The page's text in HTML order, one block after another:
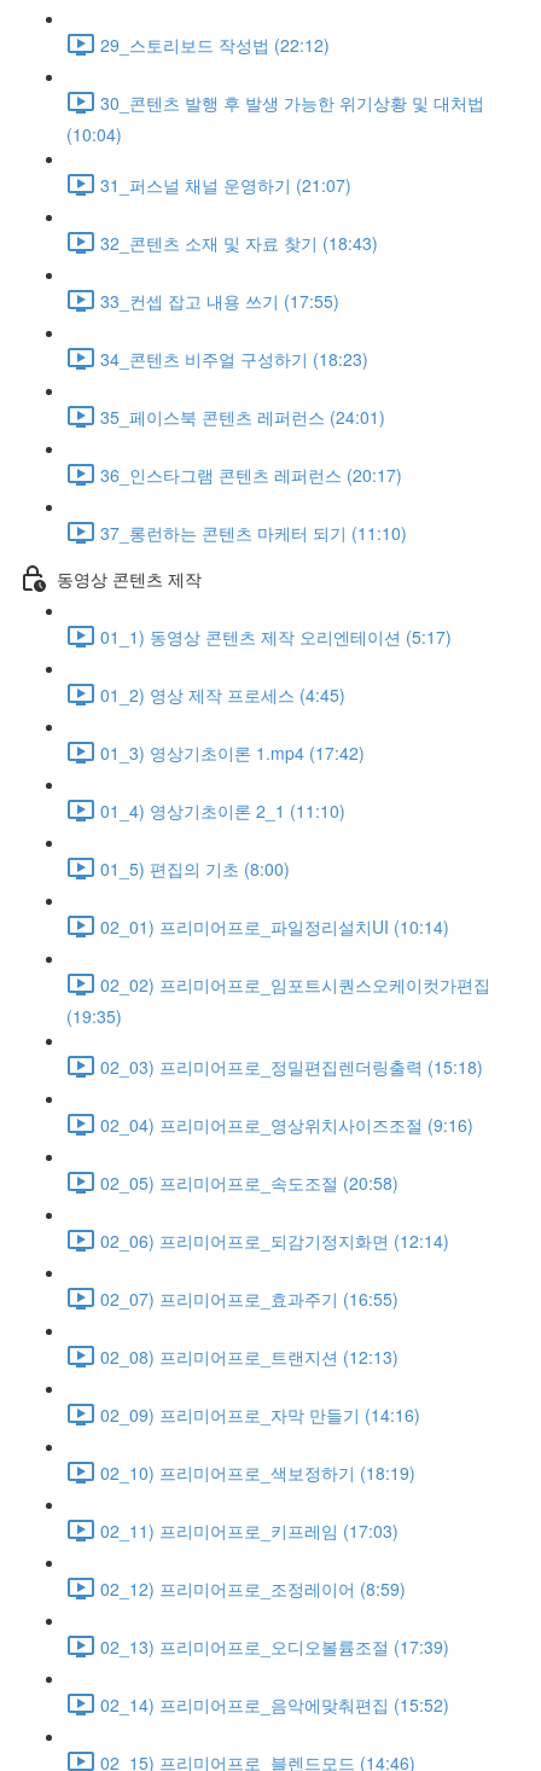
29_스토리보드 작성법 (22:12)
30_콘텐츠 발행 후 발생 가능한 위기상황 및 대처법
(10:04)
31_퍼스널 채널 운영하기 (21:07)
32_콘텐츠 소재 및 자료 찾기 (18:43)
33_컨셉 잡고 내용 쓰기 (17:55)
34_콘텐츠 비주얼 구성하기 (18:23)
35_페이스북 콘텐츠 레퍼런스 (24:01)
36_인스타그램 콘텐츠 레퍼런스 (20:17)
37_롱런하는 콘텐츠 마케터 되기 (11:10)
동영상 콘텐츠 제작
01_1) 동영상 콘텐츠 제작 오리엔테이션 (5:17)
01_2) 영상 제작 프로세스 (4:45)
01_3) 영상기초이론 1.mp4 (17:42)
01_4) 영상기초이론 2_1 (11:10)
01_5) 편집의 기초 (8:00)
02_01) 프리미어프로_파일정리설치UI (10:14)
02_02) 프리미어프로_임포트시퀀스오케이컷가편집
(19:35)
02_03) 프리미어프로_정밀편집렌더링출력 (15:18)
02_04) 프리미어프로_영상위치사이즈조절 (9:16)
02_05) 프리미어프로_속도조절 (20:58)
02_06) 프리미어프로_되감기정지화면 (12:14)
02_07) 프리미어프로_효과주기 (16:55)
02_08) 프리미어프로_트랜지션 (12:13)
02_09) 프리미어프로_자막 만들기 (14:16)
02_10) 프리미어프로_색보정하기 (18:19)
02_11) 프리미어프로_키프레임 (17:03)
02_12) 프리미어프로_조정레이어 (8:59)
02_13) 프리미어프로_오디오볼륨조절 (17:39)
02_14) 프리미어프로_음악에맞춰편집 (15:52)
02_15) 프리미어프로_블렌드모드 (14:46)